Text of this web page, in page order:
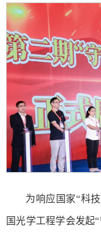
为响应国家“科
国光学工程学会发起